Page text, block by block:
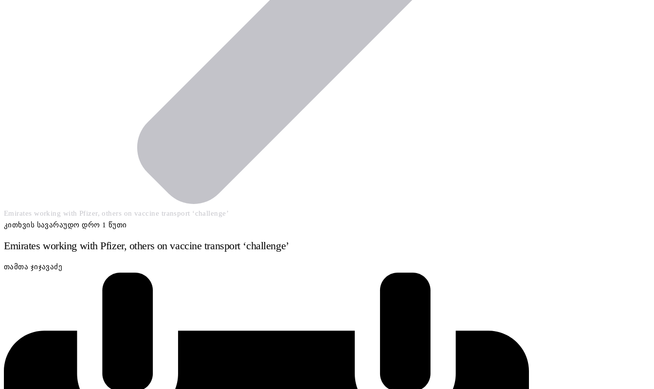
Emirates working with Pfizer, others on vaccine transport ‘challenge’
კითხვის სავარაუდო დრო 1 წუთი
Emirates working with Pfizer, others on vaccine transport ‘challenge’
თამთა ჯიჯავაძე